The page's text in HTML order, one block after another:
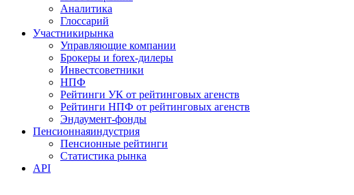
Аналитика
Глоссарий
Участникирынка
Управляющие компании
Брокеры и forex-дилеры
Инвестсоветники
НПФ
Рейтинги УК от рейтинговых агенств
Рейтинги НПФ от рейтинговых агенств
Эндаумент-фонды
Пенсионнаяиндустрия
Пенсионные рейтинги
Статистика рынка
API